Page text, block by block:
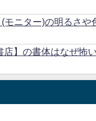
モニター)の明るさや
店】の書体はなぜ怖